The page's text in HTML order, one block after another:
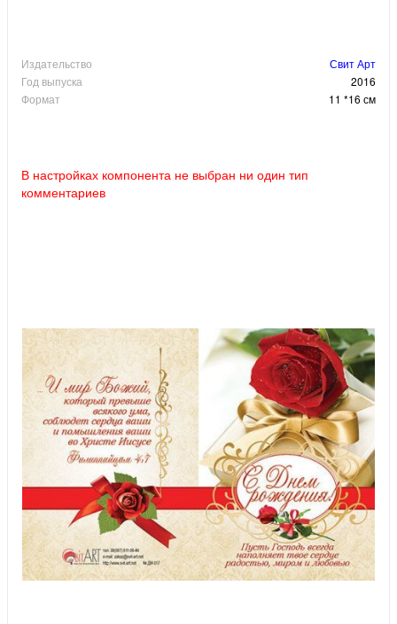
Издательство
Свит Арт
Год выпуска
2016
Формат
11 *16 см
В настройках компонента не выбран ни один тип
комментариев